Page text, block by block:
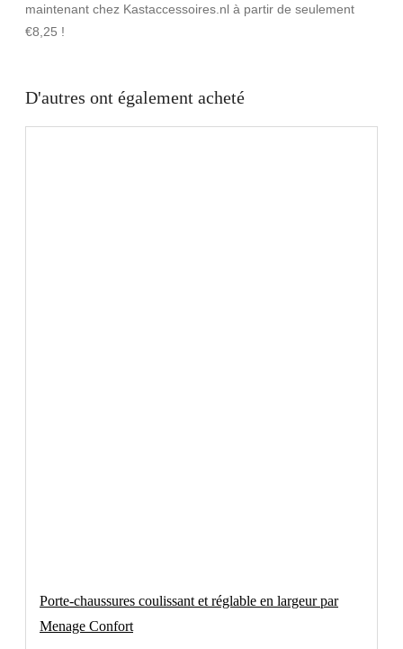
maintenant chez Kastaccessoires.nl à partir de seulement
€8,25 !
D'autres ont également acheté
Porte-chaussures coulissant et réglable en largeur par
Menage Confort